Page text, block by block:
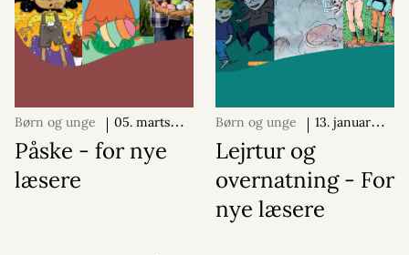
Børn og unge
05. marts
2024
Påske - for nye
læsere
Børn og unge
13. januar
2026
Lejrtur og
overnatning - For
nye læsere